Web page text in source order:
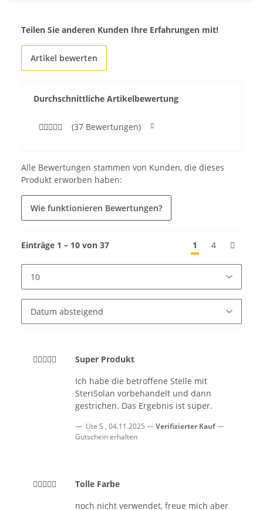
Durchschnittliche Artikelbewertung
(37 Bewertungen)
Teilen Sie anderen Kunden Ihre Erfahrungen mit!
Artikel bewerten
Alle Bewertungen stammen von Kunden, die dieses
Produkt erworben haben:
Wie funktionieren Bewertungen?
Einträge 1 – 10 von 37 1 4
Super Produkt
Ich habe die betroffene Stelle mit
SteriSolan vorbehandelt und dann
gestrichen. Das Ergebnis ist super.
Ute S , 04.11.2025
Verifizierter Kauf
Gutschein erhalten
Tolle Farbe
noch nicht verwendet, freue mich aber